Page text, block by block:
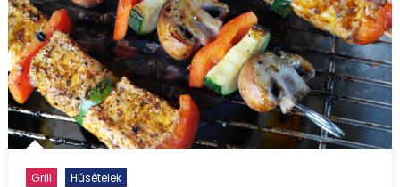
Grill Húsételek